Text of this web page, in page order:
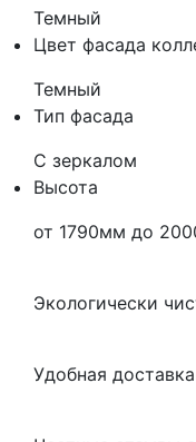
Темный
Цвет фасада
Темный
Тип фасада
С зеркалом
Высота
от 1790мм до
Экологически
Удобная